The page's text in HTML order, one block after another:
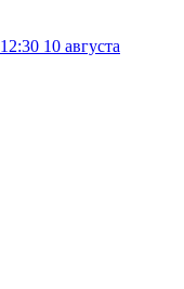
12:30 10 августа